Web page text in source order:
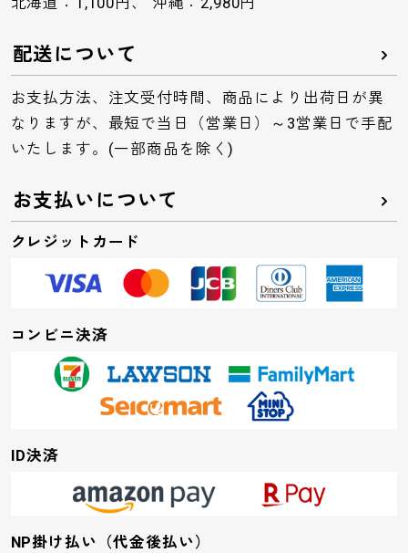
配送について
お支払方法、注文受付時間、商品により出荷日が異
なりますが、最短で当日（営業日）～3営業日で手配
いたします。(一部商品を除く)
お支払いについて
クレジットカード
コンビニ決済
ID決済
NP掛け払い（代金後払い）